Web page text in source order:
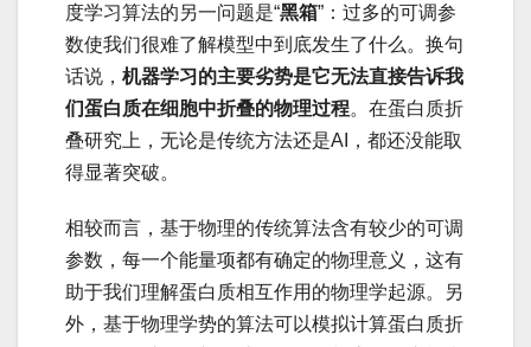
度学习算法的另一问题是“黑箱”：过多的可调参
数使我们很难了解模型中到底发生了什么。换句
话说， 机器学习的主要劣势是它无法直接告诉我
们蛋白质在细胞中折叠的物理过程。在蛋白质折
叠研究上，无论是传统方法还是AI，都还没能取
得显著突破。
相较而言，基于物理的传统算法含有较少的可调
参数，每一个能量项都有确定的物理意义，这有
助于我们理解蛋白质相互作用的物理学起源。另
外，基于物理学势的算法可以模拟计算蛋白质折